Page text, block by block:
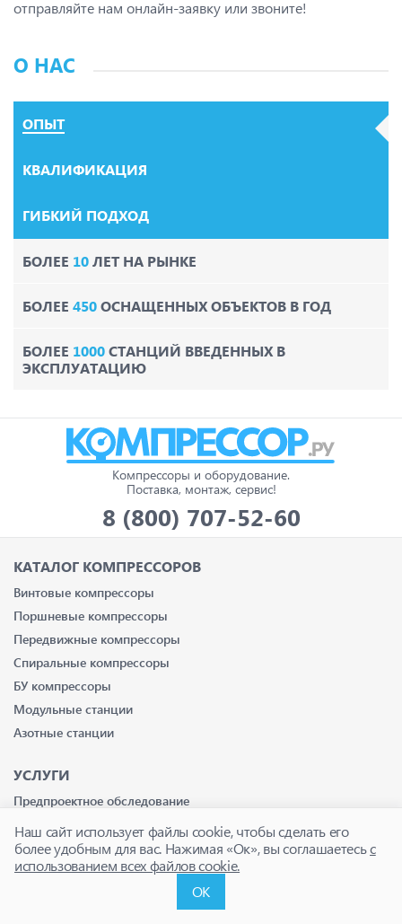
отправляйте нам онлайн-заявку или звоните!
О НАС
ОПЫТ
КВАЛИФИКАЦИЯ
ГИБКИЙ ПОДХОД
БОЛЕЕ 10ЛЕТ НА РЫНКЕ
БОЛЕЕ 450ОСНАЩЕННЫХ ОБЪЕКТОВ В ГОД
БОЛЕЕ 1000СТАНЦИЙ ВВЕДЕННЫХ В
ЭКСПЛУАТАЦИЮ
Компрессоры и оборудование.
Поставка, монтаж, сервис!
8 (800) 707-52-60
КАТАЛОГ КОМПРЕССОРОВ
Винтовые компрессоры
Поршневые компрессоры
Передвижные компрессоры
Спиральные компрессоры
БУ компрессоры
Модульные станции
Азотные станции
УСЛУГИ
Предпроектное обследование
Пневмоаудит и проектирование
Монтаж компрессоров
Диагностика и ремонт
Наш сайт использует файлы cookie, чтобы сделать его
более удобным для вас. Нажимая «Ок», вы соглашаетесьс
использованием всех файлов cookie.
ОК